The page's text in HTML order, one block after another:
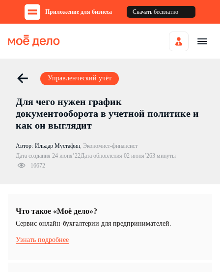
Приложение для бизнеса Скачать бесплатно
Управленческий учёт
Для чего нужен график
документооборота в учетной политике и
как он выглядит
Автор: Ильдар Мустафин, Экономист-финансист
Дата создания 24 июня’22Дата обновления 02 июня’263 минуты
16672
Что такое «Моё дело»?
Cервис онлайн-бухгалтерии для предпринимателей.
Узнать подробнее